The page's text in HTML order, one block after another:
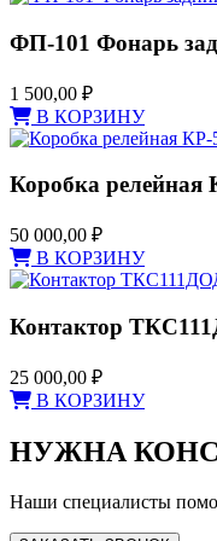
ФП-101 Фонарь
1 500,00 ₽
В КОРЗИНУ
Коробка релейная
50 000,00 ₽
В КОРЗИНУ
Контактор
25 000,00 ₽
В КОРЗИНУ
НУЖНА
Наши специалисты